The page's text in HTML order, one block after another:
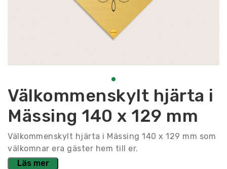
Välkommenskylt hjärta i
Mässing 140 x 129 mm
Välkommenskylt hjärta i Mässing 140 x 129 mm som
välkomnar era gäster hem till er.
Läs mer